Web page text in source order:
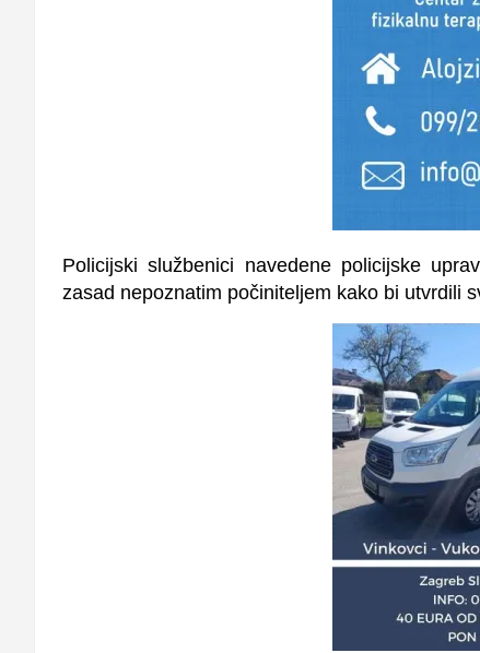
Policijski službenici navedene policijske
zasad nepoznatim počiniteljem kako bi utvrdili